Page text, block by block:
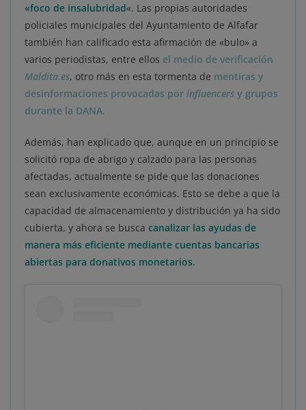
«foco de insalubridad«. Las propias autoridades
policiales municipales del Ayuntamiento de Alfafar
también han calificado esta afirmación de «bulo» a
varios periodistas, entre ellos el medio de verificación
Maldita.es, otro más en esta tormenta de mentiras y
desinformaciones provocadas por influencers y grupos
durante la DANA.
Además, han explicado que, aunque en un principio se
solicitó ropa de abrigo y calzado para las personas
afectadas, actualmente se pide que las donaciones
sean exclusivamente económicas. Esto se debe a que la
capacidad de almacenamiento y distribución ya ha sido
cubierta, y ahora se busca canalizar las ayudas de
manera más eficiente mediante cuentas bancarias
abiertas para donativos monetarios.